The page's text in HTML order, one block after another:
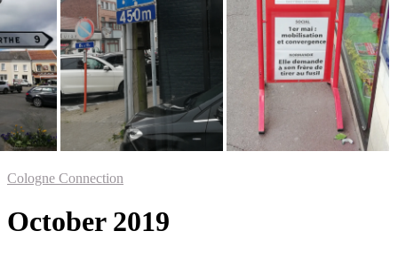
Cologne Connection
October 2019